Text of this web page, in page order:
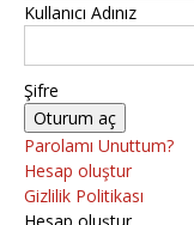
Kullanıcı Adınız
Şifre
Parolamı Unuttum?
Hesap oluştur
Gizlilik Politikası